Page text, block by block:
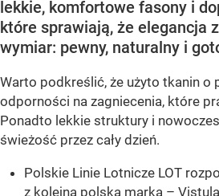
lekkie, komfortowe fasony i
które sprawiają, że elegancja
wymiar: pewny, naturalny i
Warto podkreślić, że użyto tkanin o
odporności na zagniecenia, które
Ponadto lekkie struktury i
świeżość przez cały dzień.
Polskie Linie Lotnicze LOT
z kolejną polską marką –